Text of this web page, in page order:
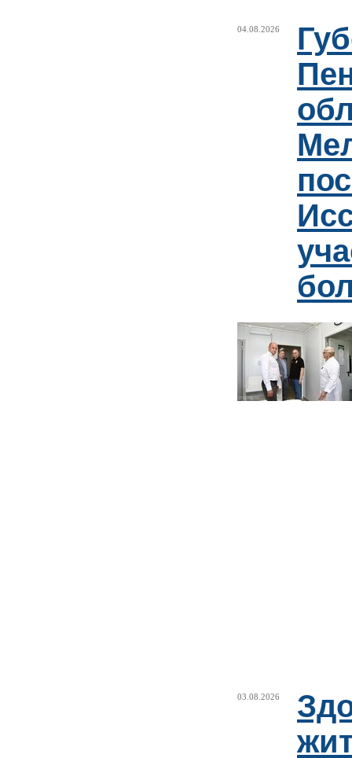
04.08.2026
03.08.2026